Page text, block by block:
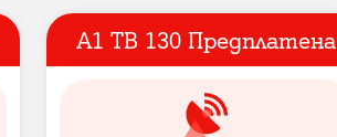
А1 ТВ 130 Предплатена